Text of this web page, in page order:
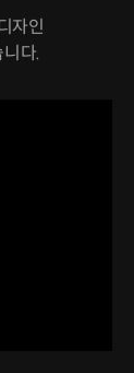
자인
다.